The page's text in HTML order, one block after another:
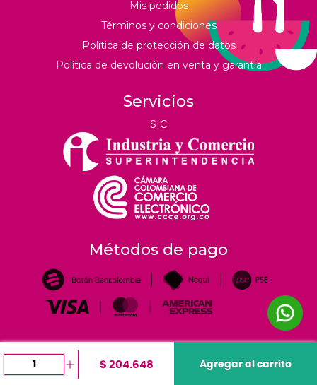
$ 204.648 Agregar al carrito
Mis pedidos
Términos y condiciones
Política de protección de datos
Política de devolución en venta y garantía
Servicios
SIC
Métodos de pago
2026 tiendahoreca.co |Todos los derechos reservados